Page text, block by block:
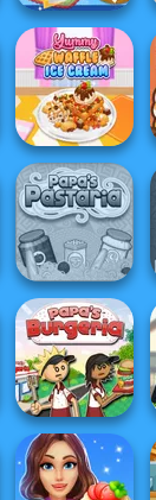
Yummy Hotdog
Yummy Waffle
Ice Cream
Papa's Pastaria